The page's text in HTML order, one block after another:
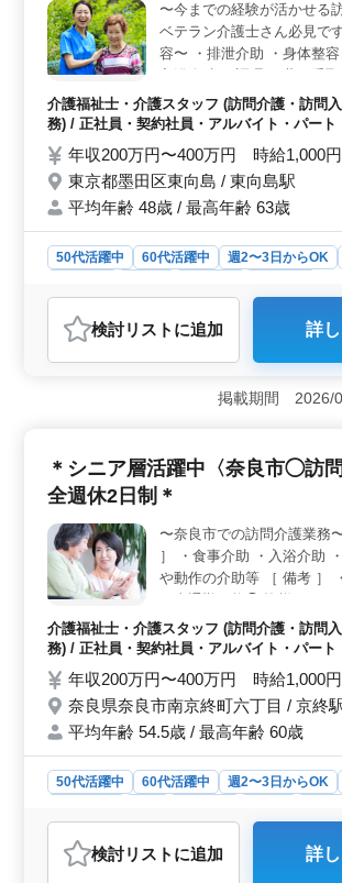
勤務が可能な週休2日制を採用しているた
トや家庭とのバランスを取りながら働ける
います。これにより、長期的なキャリア
っています。 ＜経験を活かせる職場と
厚生＞ 介護経験が1年以上ある方でヘル
資格を持っている方を募集します。社会保
末年始休暇や有給休暇と休暇制度も充実し
す。 スタッフは安心して長く勤めること
やスキルを活かした仕事に専念できます。
〜今までの経験が活かせる
ベテラン介護士さん必見で
容〜 ・排泄介助 ・身体整
駅チカ ・年間休日120日 資
勉強と両立可能☆ まずはお
介護福祉士・介護スタッフ (訪問介護・訪問
務) / 正社員・契約社員・アルバイト・パート
年収200万円〜400万円 時給1,000
東京都墨田区東向島 / 東向島駅
平均年齢 48歳 / 最高年齢 63歳
50代活躍中 60代活躍中 週2〜3日からOK
介護福祉士・介護スタッフ
おすすめポイント
＜経験を生かす場＞ 訪問介護業務でベ
求めています。排泄介助から入浴介助ま
担当し、地域の方々の健康と生活支援に貢
クセス良好な東京都勤務です。週2〜3日か
能で、柔軟な働き方が叶います。年間休日
ャリアサポート＞ 資格支援があり、勉強
できます。自己成長をサポートする環境
ップを目指しましょう。地域社会に貢献
のキャリアを築くチャンスです。
検討リスト に追加 詳
掲載期間 2026/
＊シニア層活躍中〈奈良市◯訪
全週休2日制＊
〜奈良市での訪問介護業務
］ ・食事介助 ・入浴介助
や動作の介助等 ［ 備考 ］
ております♪
介護福祉士・介護スタッフ (訪問介護・訪問
務) / 正社員・契約社員・アルバイト・パート
年収200万円〜400万円 時給1,000
奈良県奈良市南京終町六丁目 / 京終
平均年齢 54.5歳 / 最高年齢 60歳
50代活躍中 60代活躍中 週2〜3日からOK
介護福祉士・介護スタッフ
おすすめポイント
検討リスト に追加 詳